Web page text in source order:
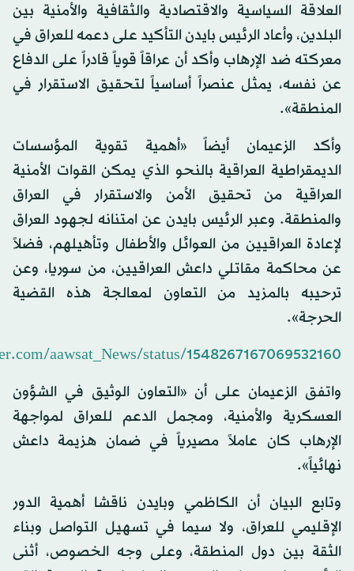
العلاقة السياسية والاقتصادية والثقافية والأمنية بين
البلدين، وأعاد الرئيس بايدن التأكيد على دعمه للعراق في
معركته ضد الإرهاب وأكد أن عراقاً قوياً قادراً على الدفاع
عن نفسه، يمثل عنصراً أساسياً لتحقيق الاستقرار في
المنطقة».
وأكد الزعيمان أيضاً «أهمية تقوية المؤسسات
الديمقراطية العراقية بالنحو الذي يمكن القوات الأمنية
العراقية من تحقيق الأمن والاستقرار في العراق
والمنطقة. وعبر الرئيس بايدن عن امتنانه لجهود العراق
لإعادة العراقيين من العوائل والأطفال وتأهيلهم، فضلاً
عن محاكمة مقاتلي داعش العراقيين، من سوريا، وعن
ترحيبه بالمزيد من التعاون لمعالجة هذه القضية
الحرجة».
aawsat_News/status/1548267167069532160
واتفق الزعيمان على أن «التعاون الوثيق في الشؤون
العسكرية والأمنية، ومجمل الدعم للعراق لمواجهة
الإرهاب كان عاملاً مصيرياً في ضمان هزيمة داعش
نهائياً».
وتابع البيان أن الكاظمي وبايدن ناقشا أهمية الدور
الإقليمي للعراق، ولا سيما في تسهيل التواصل وبناء
الثقة بين دول المنطقة، وعلى وجه الخصوص، أثنى